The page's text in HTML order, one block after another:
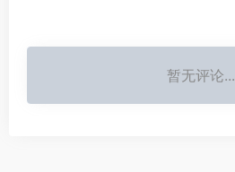
暂无评论...